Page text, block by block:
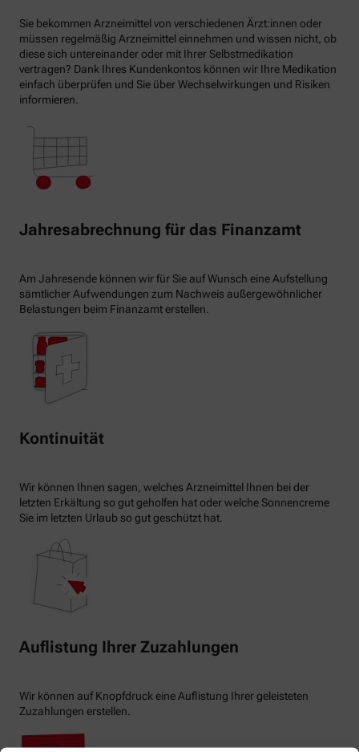
Sie bekommen Arzneimittel von verschiedenen Ärzt:innen oder
müssen regelmäßig Arzneimittel einnehmen und wissen nicht, ob
diese sich untereinander oder mit Ihrer Selbstmedikation
vertragen? Dank Ihres Kundenkontos können wir Ihre Medikation
einfach überprüfen und Sie über Wechselwirkungen und Risiken
informieren.
Jahresabrechnung für das Finanzamt
Am Jahresende können wir für Sie auf Wunsch eine Aufstellung
sämtlicher Aufwendungen zum Nachweis außergewöhnlicher
Belastungen beim Finanzamt erstellen.
Kontinuität
Wir können Ihnen sagen, welches Arzneimittel Ihnen bei der
letzten Erkältung so gut geholfen hat oder welche Sonnencreme
Sie im letzten Urlaub so gut geschützt hat.
Auflistung Ihrer Zuzahlungen
Wir können auf Knopfdruck eine Auflistung Ihrer geleisteten
Zuzahlungen erstellen.